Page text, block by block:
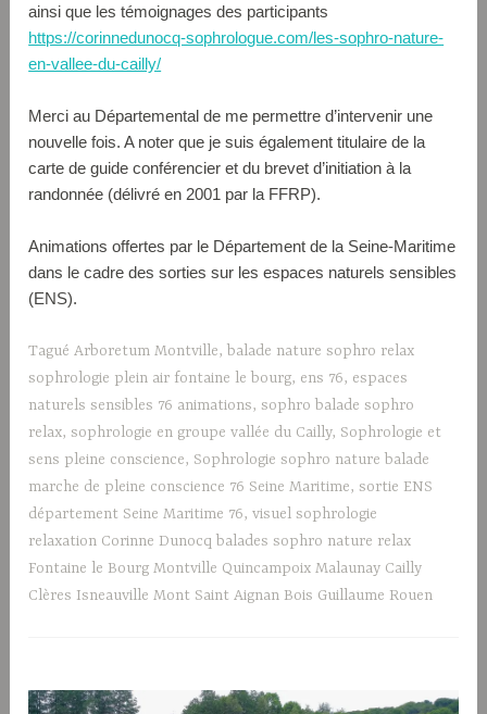
ainsi que les témoignages des participants
https://corinnedunocq-sophrologue.com/les-sophro-nature-
en-vallee-du-cailly/
Merci au Départemental de me permettre d’intervenir une
nouvelle fois. A noter que je suis également titulaire de la
carte de guide conférencier et du brevet d’initiation à la
randonnée (délivré en 2001 par la FFRP).
Animations offertes par le Département de la Seine-Maritime
dans le cadre des sorties sur les espaces naturels sensibles
(ENS).
TaguéArboretum Montville, balade nature sophro relax
sophrologie plein air fontaine le bourg, ens 76, espaces
naturels sensibles 76 animations,sophro balade sophro
relax,sophrologie en groupe vallée du Cailly, Sophrologie et
sens pleine conscience, Sophrologie sophro nature balade
marche de pleine conscience 76 Seine Maritime,sortie ENS
département Seine Maritime 76,visuel sophrologie
relaxation Corinne Dunocq balades sophro nature relax
Fontaine le Bourg Montville Quincampoix Malaunay Cailly
Clères Isneauville Mont Saint Aignan Bois Guillaume Rouen